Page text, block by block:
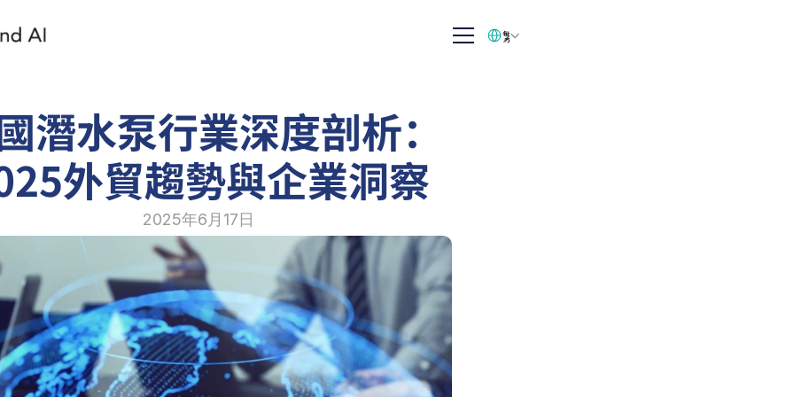
潛水泵行業深度剖析：
外貿趨勢與企業洞察
2025年6月17日
繁体中文